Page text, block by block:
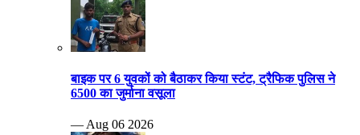
बाइक पर 6 युवकों को बैठाकर किया स्टंट, ट्रैफिक पुलिस ने
6500 का जुर्माना वसूला
— Aug 06 2026